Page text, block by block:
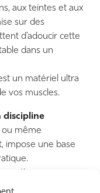
aux teintes et aux
sur des
d’adoucir cette
dans un
un matériel ultra
vos muscles.
discipline
ou même
impose une base
musculaire